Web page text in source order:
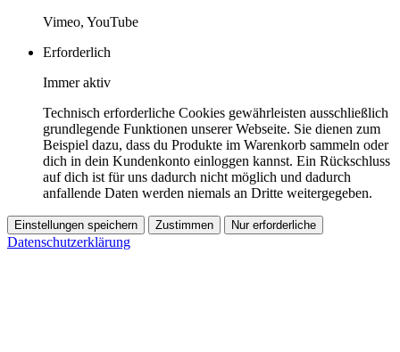
Vimeo, YouTube
Erforderlich
Immer aktiv
Technisch erforderliche Cookies gewährleisten ausschließlich
grundlegende Funktionen unserer Webseite. Sie dienen zum
Beispiel dazu, dass du Produkte im Warenkorb sammeln oder
dich in dein Kundenkonto einloggen kannst. Ein Rückschluss
auf dich ist für uns dadurch nicht möglich und dadurch
anfallende Daten werden niemals an Dritte weitergegeben.
Einstellungen speichern Zustimmen Nur erforderliche
Datenschutzerklärung